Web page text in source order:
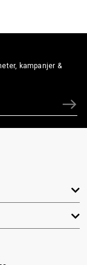
kampanjer &